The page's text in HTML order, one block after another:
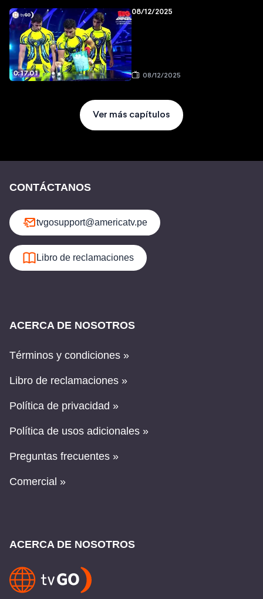
08/12/2025
08/12/2025
Ver más capítulos
CONTÁCTANOS
tvgosupport@americatv.pe
Libro de reclamaciones
ACERCA DE NOSOTROS
Términos y condiciones »
Libro de reclamaciones »
Política de privacidad »
Política de usos adicionales »
Preguntas frecuentes »
Comercial »
ACERCA DE NOSOTROS